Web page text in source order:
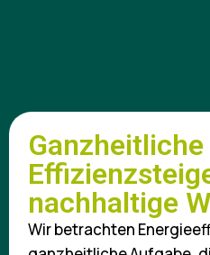
Ganzheitliche
nachhaltige
Wir betrachten